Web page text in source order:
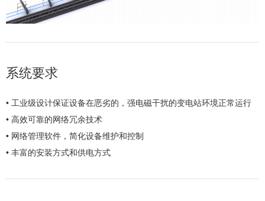
系统要求
• 工业级设计保证设备在恶劣的，强电磁干扰的变电站环境正常运行
• 高效可靠的网络冗余技术
• 网络管理软件，简化设备维护和控制
• 丰富的安装方式和供电方式